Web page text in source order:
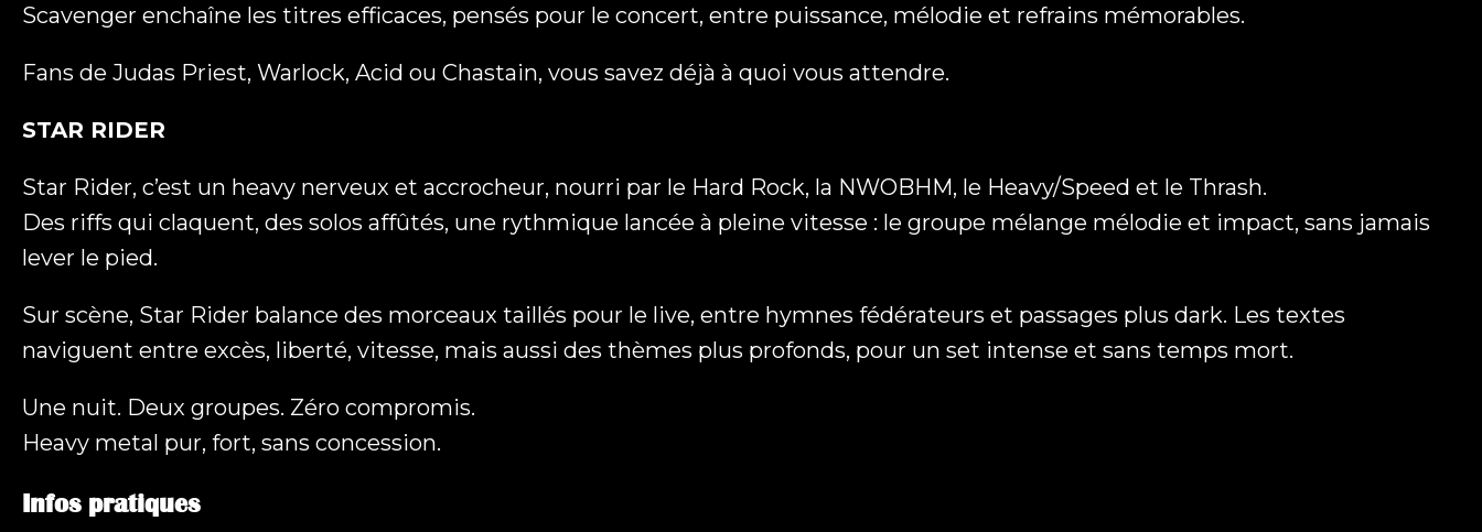
Scavenger enchaîne les titres efficaces, pensés pour le concert, entre puissance, mélodie et refrains mémorables.
Fans de Judas Priest, Warlock, Acid ou Chastain, vous savez déjà à quoi vous attendre.
STAR RIDER
Star Rider, c’est un heavy nerveux et accrocheur, nourri par le Hard Rock, la NWOBHM, le Heavy/Speed et le Thrash.
Des riffs qui claquent, des solos affûtés, une rythmique lancée à pleine vitesse : le groupe mélange mélodie et impact, sans jamais
lever le pied.
Sur scène, Star Rider balance des morceaux taillés pour le live, entre hymnes fédérateurs et passages plus dark. Les textes
naviguent entre excès, liberté, vitesse, mais aussi des thèmes plus profonds, pour un set intense et sans temps mort.
Une nuit. Deux groupes. Zéro compromis.
Heavy metal pur, fort, sans concession.
Infos pratiques